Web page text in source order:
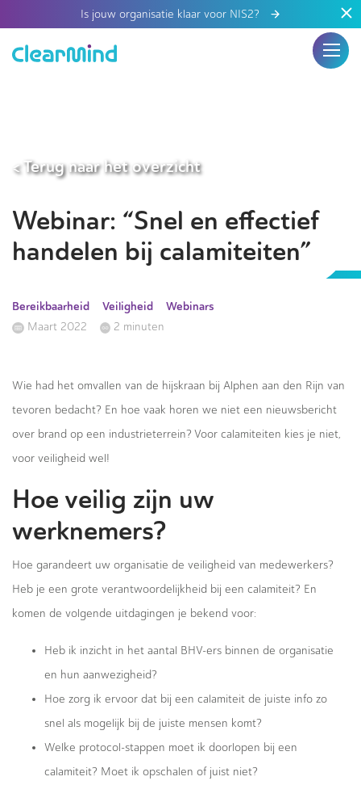
Is jouw organisatie klaar voor NIS2?
< Terug naar het overzicht
Webinar: “Snel en effectief
handelen bij calamiteiten”
Bereikbaarheid Veiligheid Webinars
Maart 2022 2 minuten
Wie had het omvallen van de hijskraan bij Alphen aan den Rijn van
tevoren bedacht? En hoe vaak horen we niet een nieuwsbericht
over brand op een industrieterrein? Voor calamiteiten kies je niet,
voor veiligheid wel!
Hoe veilig zijn uw
werknemers?
Hoe garandeert uw organisatie de veiligheid van medewerkers?
Heb je een grote verantwoordelijkheid bij een calamiteit? En
komen de volgende uitdagingen je bekend voor:
Heb ik inzicht in het aantal BHV-ers binnen de organisatie
en hun aanwezigheid?
Hoe zorg ik ervoor dat bij een calamiteit de juiste info zo
snel als mogelijk bij de juiste mensen komt?
Welke protocol-stappen moet ik doorlopen bij een
calamiteit? Moet ik opschalen of juist niet?